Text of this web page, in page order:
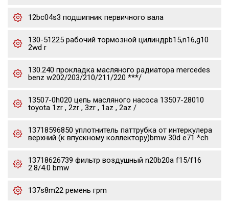
12bc04s3 подшипник первичного вала
130-51225 рабочий тормозной цилиндрb15,n16,g10
2wd r
130.240 прокладка масляного радиатора mercedes
benz w202/203/210/211/220 ***/
13507-0h020 цепь масляного насоса 13507-28010
toyota 1zr , 2zr , 3zr , 1az , 2az /
13718596850 уплотнитель паттрубка от интеркулера
верхний (к впускному коллектору)bmw 30d e71 *ch
13718626739 фильтр воздушный n20b20a f15/f16
2.8/4.0 bmw
137s8m22 ремень грm